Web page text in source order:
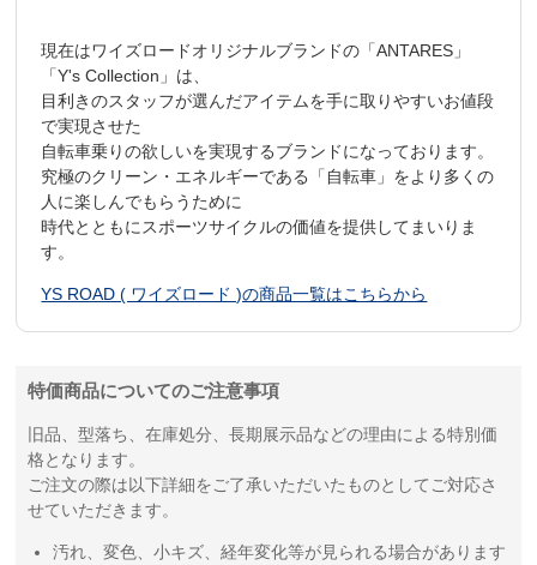
現在はワイズロードオリジナルブランドの「ANTARES」
「Y's Collection」は、
目利きのスタッフが選んだアイテムを手に取りやすいお値段
で実現させた
自転車乗りの欲しいを実現するブランドになっております。
究極のクリーン・エネルギーである「自転車」をより多くの
人に楽しんでもらうために
時代とともにスポーツサイクルの価値を提供してまいりま
す。
YS ROAD ( ワイズロード )の商品一覧はこちらから
特価商品についてのご注意事項
旧品、型落ち、在庫処分、長期展示品などの理由による特別価
格となります。
ご注文の際は以下詳細をご了承いただいたものとしてご対応さ
せていただきます。
汚れ、変色、小キズ、経年変化等が見られる場合があります